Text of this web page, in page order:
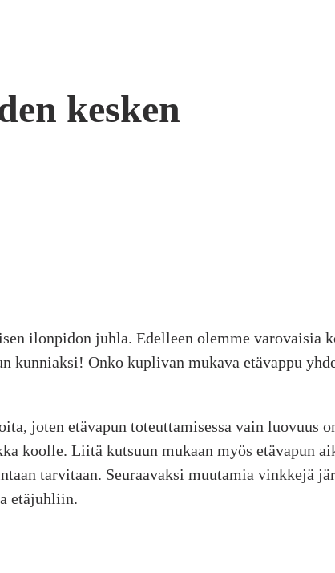
kesken
ilonpidon juhla. Edelleen olemme varovaisia
Onko kuplivan mukava etävappu
joten etävapun toteuttamisessa vain luovuus
koolle. Liitä kutsuun mukaan myös etävapun
tarvitaan. Seuraavaksi muutamia vinkkejä
etäjuhliin.